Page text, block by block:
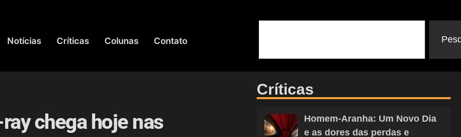
Notícias Críticas Colunas Contato
chega hoje nas
Críticas
Homem-Aranha: Um Novo Dia
e as dores das perdas e